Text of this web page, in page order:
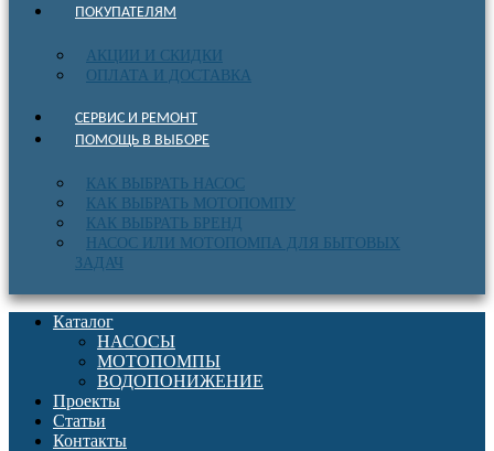
ПОКУПАТЕЛЯМ
АКЦИИ И СКИДКИ
ОПЛАТА И ДОСТАВКА
СЕРВИС И РЕМОНТ
ПОМОЩЬ В ВЫБОРЕ
КАК ВЫБРАТЬ НАСОС
КАК ВЫБРАТЬ МОТОПОМПУ
КАК ВЫБРАТЬ БРЕНД
НАСОС ИЛИ МОТОПОМПА ДЛЯ БЫТОВЫХ
ЗАДАЧ
Каталог
НАСОСЫ
МОТОПОМПЫ
ВОДОПОНИЖЕНИЕ
Проекты
Статьи
Контакты